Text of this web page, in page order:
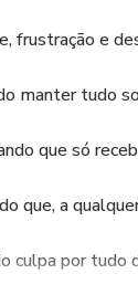
frustração e
manter tudo
que só
que, a
culpa por tudo